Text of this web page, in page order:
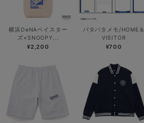
横浜DeNAベイスター
ズ×SNOOPY...
¥2,200
パタパタメモ/HOME＆
VISITOR
¥700